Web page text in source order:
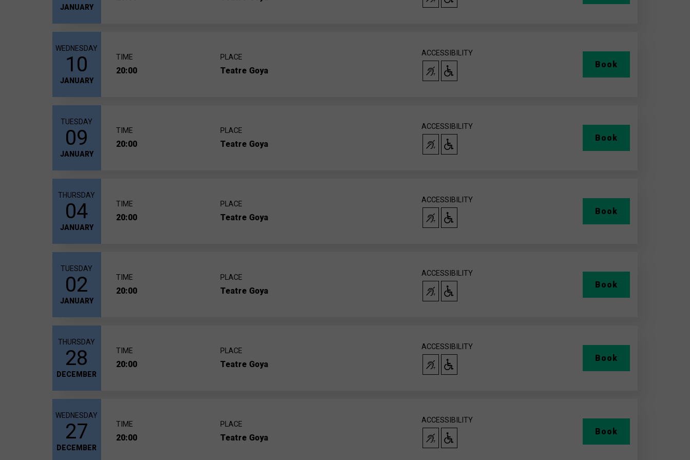
JANUARY
WEDNESDAY
10
JANUARY
TIME
20:00
PLACE
Teatre Goya
ACCESSIBILITY
Book
TUESDAY
09
JANUARY
TIME
20:00
PLACE
Teatre Goya
ACCESSIBILITY
Book
THURSDAY
04
JANUARY
TIME
20:00
PLACE
Teatre Goya
ACCESSIBILITY
Book
TUESDAY
02
JANUARY
TIME
20:00
PLACE
Teatre Goya
ACCESSIBILITY
Book
THURSDAY
28
DECEMBER
TIME
20:00
PLACE
Teatre Goya
ACCESSIBILITY
Book
WEDNESDAY
27
DECEMBER
TIME
20:00
PLACE
Teatre Goya
ACCESSIBILITY
Book